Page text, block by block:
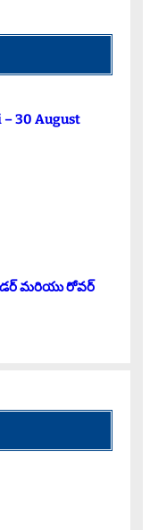
30 August
మరియు రోవర్